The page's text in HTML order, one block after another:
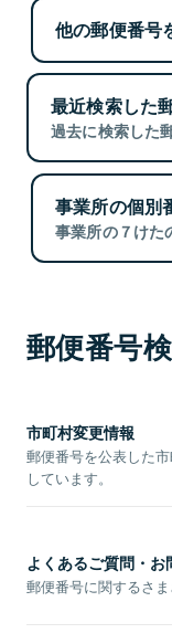
他の郵便番号
最近検索した
過去に検索した
事業所の個別
事業所の７けた
郵便番号
市町村変更情報
郵便番号を公表した
しています。
よくあるご質問・お
郵便番号に関するさ